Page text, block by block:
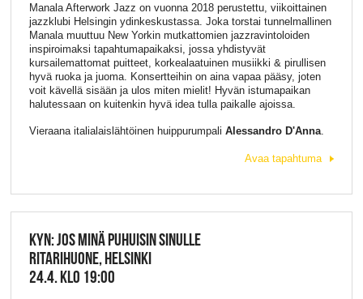
Manala Afterwork Jazz on vuonna 2018 perustettu, viikoittainen
jazzklubi Helsingin ydinkeskustassa. Joka torstai tunnelmallinen
Manala muuttuu New Yorkin mutkattomien jazzravintoloiden
inspiroimaksi tapahtumapaikaksi, jossa yhdistyvät
kursailemattomat puitteet, korkealaatuinen musiikki & pirullisen
hyvä ruoka ja juoma. Konsertteihin on aina vapaa pääsy, joten
voit kävellä sisään ja ulos miten mielit! Hyvän istumapaikan
halutessaan on kuitenkin hyvä idea tulla paikalle ajoissa.
Vieraana italialaislähtöinen huippurumpali Alessandro D'Anna.
Avaa tapahtuma
KYN: JOS MINÄ PUHUISIN SINULLE
RITARIHUONE, HELSINKI
24.4. KLO 19:00